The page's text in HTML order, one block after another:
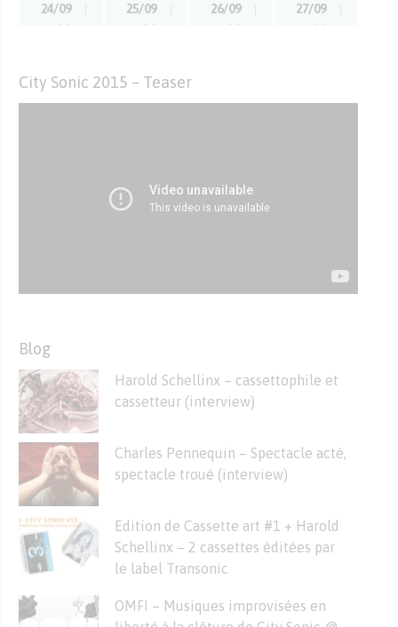
24/09 25/09 26/09 27/09
City Sonic 2015 – Teaser
Blog
Harold Schellinx – cassettophile et
cassetteur (interview)
Charles Pennequin – Spectacle acté,
spectacle troué (interview)
Edition de Cassette art #1 + Harold
Schellinx – 2 cassettes éditées par
le label Transonic
OMFI – Musiques improvisées en